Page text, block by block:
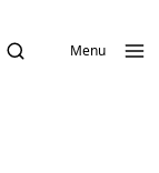
Menu